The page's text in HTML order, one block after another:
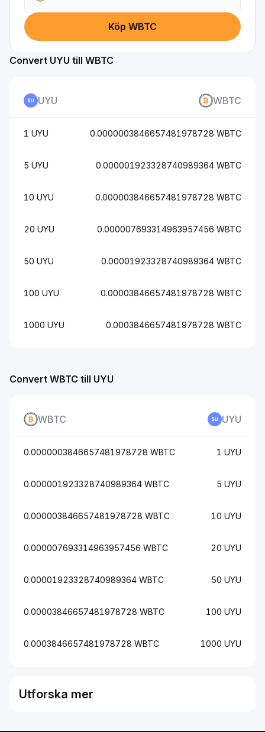
Köp WBTC
Convert WBTC till UYU
WBTC UYU
0.0000003846657481978728 WBTC 1 UYU
0.000001923328740989364 WBTC 5 UYU
0.000003846657481978728 WBTC 10 UYU
0.000007693314963957456 WBTC 20 UYU
0.00001923328740989364 WBTC 50 UYU
0.00003846657481978728 WBTC 100 UYU
0.0003846657481978728 WBTC 1000 UYU
Convert UYU till WBTC
UYU WBTC
1 UYU 0.0000003846657481978728 WBTC
5 UYU 0.000001923328740989364 WBTC
10 UYU 0.000003846657481978728 WBTC
20 UYU 0.000007693314963957456 WBTC
50 UYU 0.00001923328740989364 WBTC
100 UYU 0.00003846657481978728 WBTC
1000 UYU 0.0003846657481978728 WBTC
Utforska mer